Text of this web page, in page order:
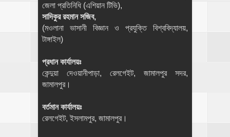
জেলা প্রতিনিধি (এশিয়ান টিভি),
সাদিকুর রহমান সজিব,
(মওলানা ভাসানী বিজ্ঞান ও প্রযুক্তি বিশ্ববিদ্যালয়,
টাঙ্গাইল)
প্রধান কার্যালয়ঃ
কেন্দুয়া দেওয়ানীপাড়া, রেলগেইট, জামালপুর সদর,
জামালপুর।
বর্তমান কার্যালয়ঃ
রেলগেইট, ইসলামপুর, জামালপুর।